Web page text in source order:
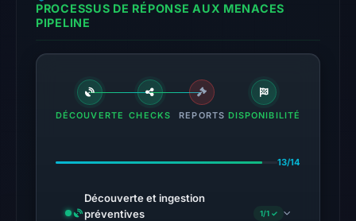
conclusive
is
available;
is
PROCESSUS DE RÉPONSE AUX MENACES
PIPELINE
DÉCOUVERTE CHECKS REPORTS DISPONIBILITÉ
13/14
Découverte et ingestion
préventives
1/1 ✓